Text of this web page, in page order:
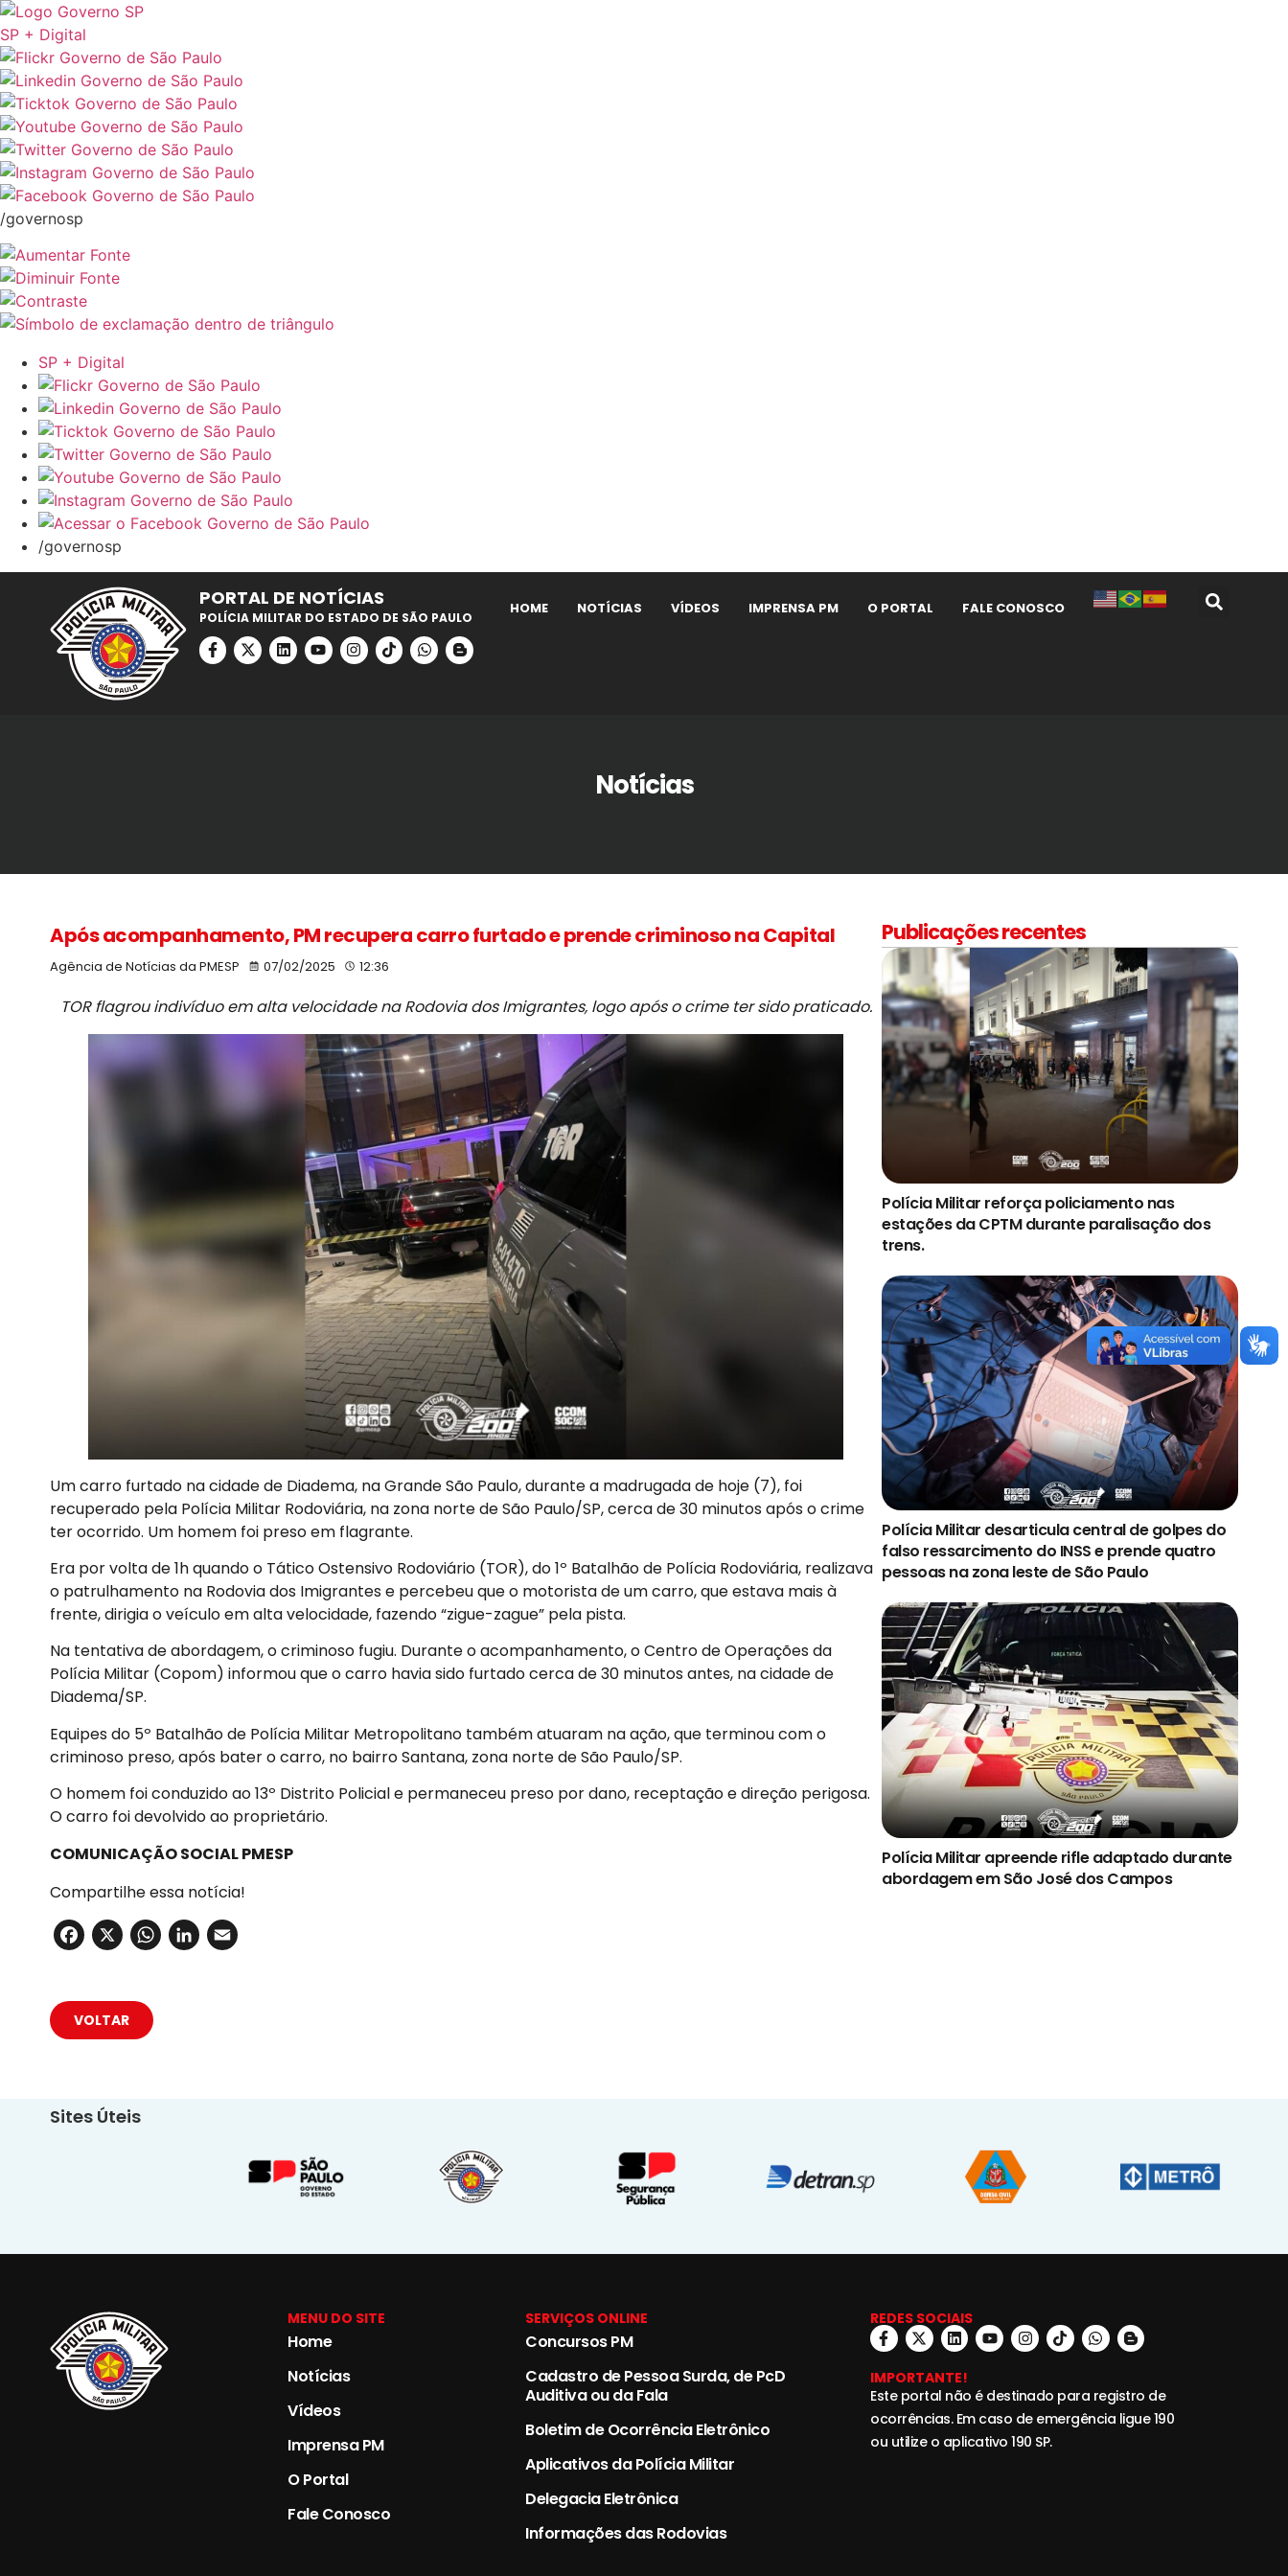
SP + Digital
/governosp
SP + Digital
/governosp
PORTAL DE NOTÍCIAS
POLÍCIA MILITAR DO ESTADO DE SÃO PAULO
HOME NOTÍCIAS VÍDEOS IMPRENSA PM O PORTAL FALE CONOSCO
Notícias
Após acompanhamento, PM recupera carro furtado e prende criminoso na Capital
Agência de Notícias da PMESP 07/02/2025 12:36
TOR flagrou indivíduo em alta velocidade na Rodovia dos Imigrantes, logo após o crime ter sido praticado.
Um carro furtado na cidade de Diadema, na Grande São Paulo, durante a madrugada de hoje (7), foi
recuperado pela Polícia Militar Rodoviária, na zona norte de São Paulo/SP, cerca de 30 minutos após o crime
ter ocorrido. Um homem foi preso em flagrante.
Era por volta de 1h quando o Tático Ostensivo Rodoviário (TOR), do 1º Batalhão de Polícia Rodoviária, realizava
o patrulhamento na Rodovia dos Imigrantes e percebeu que o motorista de um carro, que estava mais à
frente, dirigia o veículo em alta velocidade, fazendo “zigue-zague” pela pista.
Na tentativa de abordagem, o criminoso fugiu. Durante o acompanhamento, o Centro de Operações da
Polícia Militar (Copom) informou que o carro havia sido furtado cerca de 30 minutos antes, na cidade de
Diadema/SP.
Equipes do 5º Batalhão de Polícia Militar Metropolitano também atuaram na ação, que terminou com o
criminoso preso, após bater o carro, no bairro Santana, zona norte de São Paulo/SP.
O homem foi conduzido ao 13º Distrito Policial e permaneceu preso por dano, receptação e direção perigosa.
O carro foi devolvido ao proprietário.
COMUNICAÇÃO SOCIAL PMESP
Compartilhe essa notícia!
Facebook
X WhatsApp
LinkedIn
Publicações recentes
Polícia Militar reforça policiamento nas
estações da CPTM durante paralisação dos
trens.
Polícia Militar desarticula central de golpes do
falso ressarcimento do INSS e prende quatro
pessoas na zona leste de São Paulo
Polícia Militar apreende rifle adaptado durante
abordagem em São José dos Campos
VOLTAR
Sites Úteis
MENU DO SITE
Home
Notícias
Vídeos
Imprensa PM
O Portal
Fale Conosco
SERVIÇOS ONLINE
Concursos PM
Cadastro de Pessoa Surda, de PcD
Auditiva ou da Fala
Boletim de Ocorrência Eletrônico
Aplicativos da Polícia Militar
Delegacia Eletrônica
Informações das Rodovias
REDES SOCIAIS
IMPORTANTE!
Este portal não é destinado para registro de
ocorrências. Em caso de emergência ligue 190
ou utilize o aplicativo 190 SP.